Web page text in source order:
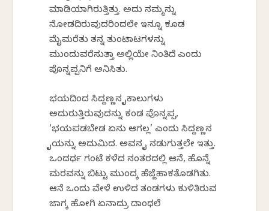
ಮಾಡಿಯಾಗಿರುತ್ತಿತ್ತು. ಅದು ನಮ್ಮನ್ನು
ನೋಡದಿರುವುದರಿಂದಲೇ ಇನ್ನೂ ಕೂಡ
ಮೈಮರೆತು ತನ್ನ ತುಂಟಾಟಗಳನ್ನು
ಮುಂದುವರೆಸುತ್ತಾ ಅಲ್ಲಿಯೇ ನಿಂತಿದೆ ಎಂದು
ಪೊನ್ನಪ್ಪನಿಗೆ ಅನಿಸಿತು.
ಭಯದಿಂದ ಸಿದ್ದಣ್ಣನ ಕೈಕಾಲುಗಳು
ಅದುರುತ್ತಿರುವುದನ್ನು ಕಂಡ ಪೊನ್ನಪ್ಪ,
‘ಭಯಪಡಬೇಡ ಏನು ಆಗಲ್ಲ’ ಎಂದು ಸಿದ್ದಣ್ಣನ
ಕೈಯನ್ನು ಅದುಮಿದ. ಅವನ ಕೈ ನಡುಗುತ್ತಲೇ ಇತ್ತು.
ಒಂದರ್ಧ ಗಂಟೆ ಕಳೆದ ನಂತರದಲ್ಲಿ ಆನೆ, ಹೊನ್ನೆ
ಮರವನ್ನು ಬಿಟ್ಟು ಮುಂದಕ್ಕೆ ಹೆಜ್ಜೆಹಾಕತೊಡಗಿತು.
ಆನೆ ಒಂದು ವೇಳೆ ಉಳಿದ ತಂಡಗಳು ಕುಳಿತಿರುವ
ಜಾಗಕ್ಕೆ ಹೋಗಿ ಏನಾದ್ರು ದಾಂಧಲೆ